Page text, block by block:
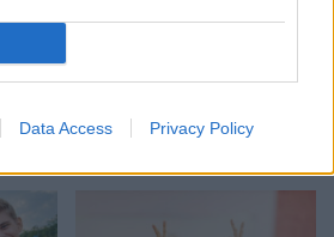
Data Access Privacy Policy
όσα
τους Έλληνες εφήβους